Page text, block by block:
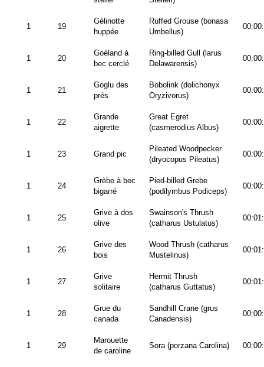
1 19
Gélinotte
huppée
Ruffed Grouse (bonasa
Umbellus)
1 20
Goéland à
bec cerclé
Ring-billed Gull (larus
Delawarensis)
1 21
Goglu des
prés
Bobolink (dolichonyx
Oryzivorus)
1 22
Grande
aigrette
Great Egret
(casmerodius Albus)
1 23 Grand pic
Pileated Woodpecker
(dryocopus Pileatus)
1 24
Grèbe à bec
bigarré
Pied-billed Grebe
(podilymbus Podiceps)
1 25
Grive à dos
olive
Swainson's Thrush
(catharus Ustulatus)
1 26
Grive des
bois
Wood Thrush (catharus
Mustelinus)
1 27
Grive
solitaire
Hermit Thrush
(catharus Guttatus)
1 28
Grue du
canada
Sandhill Crane (grus
Canadensis)
1 29
Marouette
de caroline
Sora (porzana Carolina)